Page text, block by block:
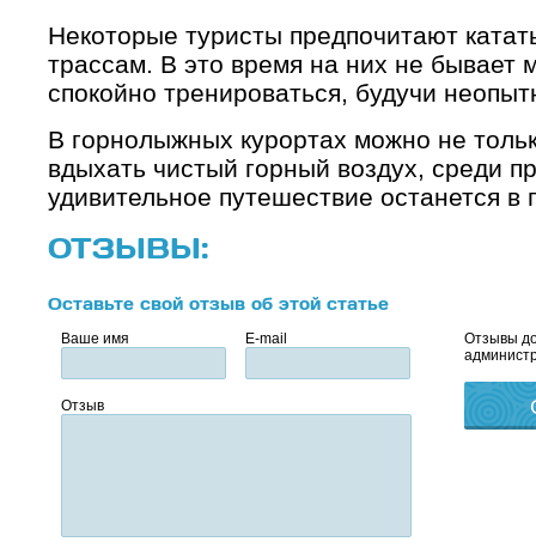
Некоторые туристы предпочитают
трассам. В это время на них не бывает
спокойно тренироваться, будучи
В горнолыжных курортах можно не
вдыхать чистый горный воздух, среди
удивительное путешествие останется
ОТЗЫВЫ:
Оставьте свой отзыв об этой статье
Ваше имя E-mail
Отзыв
Отзывы